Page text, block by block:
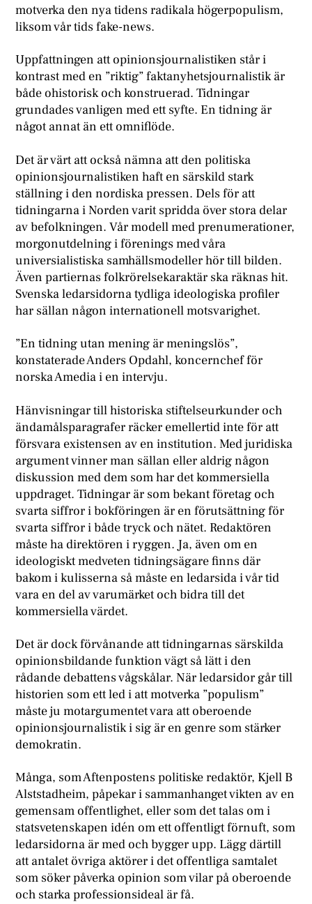
motverka den nya tidens radikala högerpopulism,
liksom vår tids fake-news.
Uppfattningen att opinionsjournalistiken står i
kontrast med en ”riktig” faktanyhetsjournalistik är
både ohistorisk och konstruerad. Tidningar
grundades vanligen med ett syfte. En tidning är
något annat än ett omniflöde.
Det är värt att också nämna att den politiska
opinionsjournalistiken haft en särskild stark
ställning i den nordiska pressen. Dels för att
tidningarna i Norden varit spridda över stora delar
av befolkningen. Vår modell med prenumerationer,
morgonutdelning i förenings med våra
universialistiska samhällsmodeller hör till bilden.
Även partiernas folkrörelsekaraktär ska räknas hit.
Svenska ledarsidorna tydliga ideologiska profiler
har sällan någon internationell motsvarighet.
”En tidning utan mening är meningslös”,
konstaterade Anders Opdahl, koncernchef för
norska Amedia i en intervju.
Hänvisningar till historiska stiftelseurkunder och
ändamålsparagrafer räcker emellertid inte för att
försvara existensen av en institution. Med juridiska
argument vinner man sällan eller aldrig någon
diskussion med dem som har det kommersiella
uppdraget. Tidningar är som bekant företag och
svarta siffror i bokföringen är en förutsättning för
svarta siffror i både tryck och nätet. Redaktören
måste ha direktören i ryggen. Ja, även om en
ideologiskt medveten tidningsägare finns där
bakom i kulisserna så måste en ledarsida i vår tid
vara en del av varumärket och bidra till det
kommersiella värdet.
Det är dock förvånande att tidningarnas särskilda
opinionsbildande funktion vägt så lätt i den
rådande debattens vågskålar. När ledarsidor går till
historien som ett led i att motverka ”populism”
måste ju motargumentet vara att oberoende
opinionsjournalistik i sig är en genre som stärker
demokratin.
Många, som Aftenpostens politiske redaktör, Kjell B
Alststadheim, påpekar i sammanhanget vikten av en
gemensam offentlighet, eller som det talas om i
statsvetenskapen idén om ett offentligt förnuft, som
ledarsidorna är med och bygger upp. Lägg därtill
att antalet övriga aktörer i det offentliga samtalet
som söker påverka opinion som vilar på oberoende
och starka professionsideal är få.